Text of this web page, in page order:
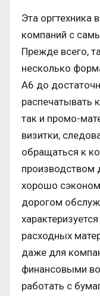
Эта оргтехника
компаний с
Прежде всего,
несколько
А6 до
распечатывать
так и промо-
визитки,
обращаться к
производством
хорошо
дорогом
расходных
даже для
финансовыми
работать с